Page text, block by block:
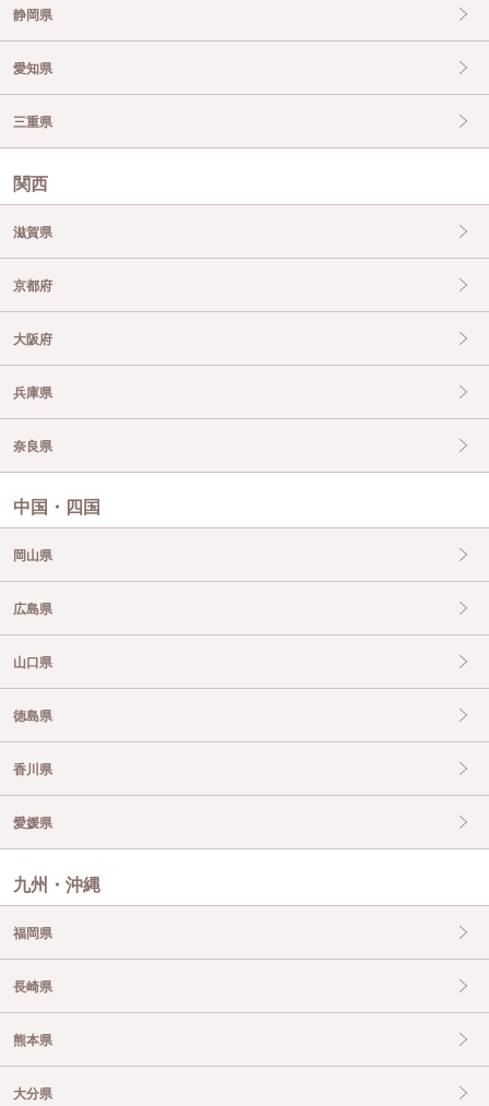
静岡県
愛知県
三重県
関西
滋賀県
京都府
大阪府
兵庫県
奈良県
中国・四国
岡山県
広島県
山口県
徳島県
香川県
愛媛県
九州・沖縄
福岡県
長崎県
熊本県
大分県